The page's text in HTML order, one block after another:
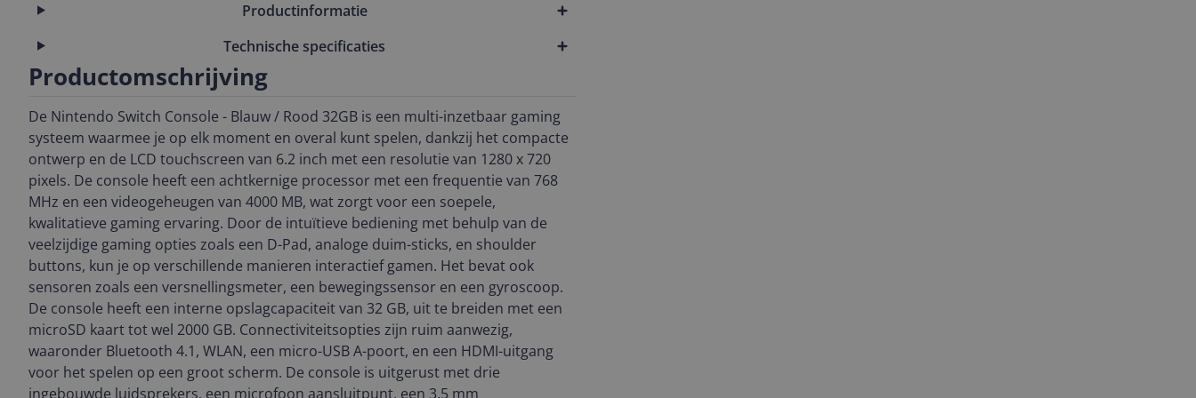
Productinformatie
Technische specificaties
Productomschrijving
De Nintendo Switch Console - Blauw / Rood 32GB is een multi-inzetbaar gaming
systeem waarmee je op elk moment en overal kunt spelen, dankzij het compacte
ontwerp en de LCD touchscreen van 6.2 inch met een resolutie van 1280 x 720
pixels. De console heeft een achtkernige processor met een frequentie van 768
MHz en een videogeheugen van 4000 MB, wat zorgt voor een soepele,
kwalitatieve gaming ervaring. Door de intuïtieve bediening met behulp van de
veelzijdige gaming opties zoals een D-Pad, analoge duim-sticks, en shoulder
buttons, kun je op verschillende manieren interactief gamen. Het bevat ook
sensoren zoals een versnellingsmeter, een bewegingssensor en een gyroscoop.
De console heeft een interne opslagcapaciteit van 32 GB, uit te breiden met een
microSD kaart tot wel 2000 GB. Connectiviteitsopties zijn ruim aanwezig,
waaronder Bluetooth 4.1, WLAN, een micro-USB A-poort, en een HDMI-uitgang
voor het spelen op een groot scherm. De console is uitgerust met drie
ingebouwde luidsprekers, een microfoon aansluitpunt, een 3.5 mm